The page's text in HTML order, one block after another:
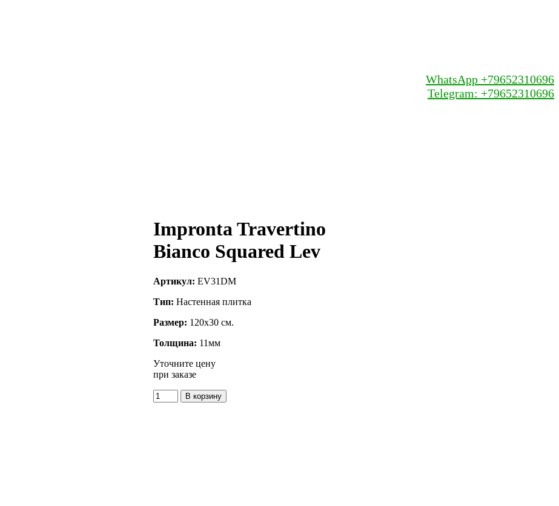
WhatsApp +79652310696
Telegram: +79652310696
Impronta Travertino
Bianco Squared Lev
Артикул: EV31DM
Тип: Настенная плитка
Размер: 120x30 см.
Толщина: 11мм
Уточните цену
при заказе